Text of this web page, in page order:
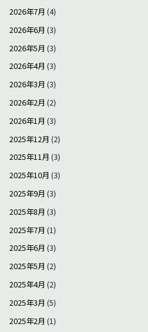
2026年7月 (4)
2026年6月 (3)
2026年5月 (3)
2026年4月 (3)
2026年3月 (3)
2026年2月 (2)
2026年1月 (3)
2025年12月 (2)
2025年11月 (3)
2025年10月 (3)
2025年9月 (3)
2025年8月 (3)
2025年7月 (1)
2025年6月 (3)
2025年5月 (2)
2025年4月 (2)
2025年3月 (5)
2025年2月 (1)